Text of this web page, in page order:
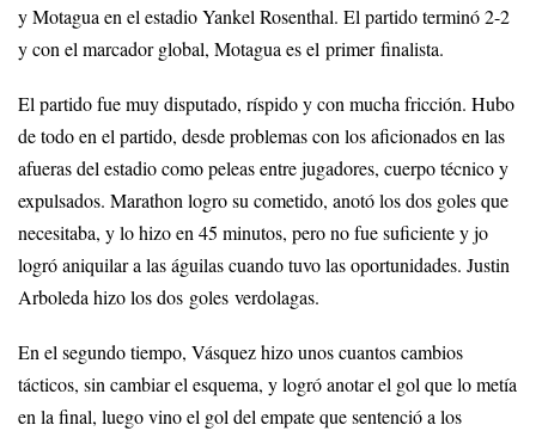
y Motagua en el estadio Yankel Rosenthal. El partido terminó 2-2
y con el marcador global, Motagua es el primer finalista.
El partido fue muy disputado, ríspido y con mucha fricción. Hubo
de todo en el partido, desde problemas con los aficionados en las
afueras del estadio como peleas entre jugadores, cuerpo técnico y
expulsados. Marathon logro su cometido, anotó los dos goles que
necesitaba, y lo hizo en 45 minutos, pero no fue suficiente y jo
logró aniquilar a las águilas cuando tuvo las oportunidades. Justin
Arboleda hizo los dos goles verdolagas.
En el segundo tiempo, Vásquez hizo unos cuantos cambios
tácticos, sin cambiar el esquema, y logró anotar el gol que lo metía
en la final, luego vino el gol del empate que sentenció a los